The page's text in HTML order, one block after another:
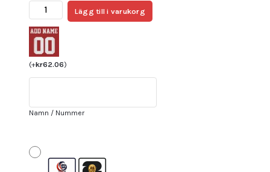
Frankrike
Hemmaställ
VM
2026
Warren
Zaïre-
18
mängd
Lägg till i varukorg
(+kr62.06)
Namn / Nummer